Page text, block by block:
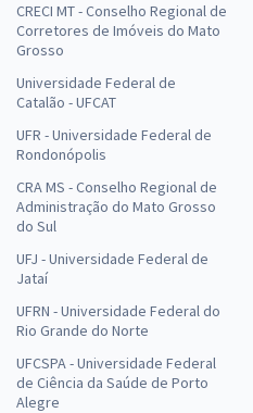
CRECI MT - Conselho Regional de
Corretores de Imóveis do Mato
Grosso
Universidade Federal de
Catalão - UFCAT
UFR - Universidade Federal de
Rondonópolis
CRA MS - Conselho Regional de
Administração do Mato Grosso
do Sul
UFJ - Universidade Federal de
Jataí
UFRN - Universidade Federal do
Rio Grande do Norte
UFCSPA - Universidade Federal
de Ciência da Saúde de Porto
Alegre